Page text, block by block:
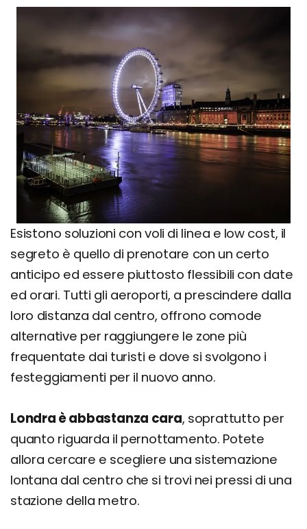
Esistono soluzioni con voli di linea e low cost, il
segreto è quello di prenotare con un certo
anticipo ed essere piuttosto flessibili con date
ed orari. Tutti gli aeroporti, a prescindere dalla
loro distanza dal centro, offrono comode
alternative per raggiungere le zone più
frequentate dai turisti e dove si svolgono i
festeggiamenti per il nuovo anno.
Londra è abbastanza cara, soprattutto per
quanto riguarda il pernottamento. Potete
allora cercare e scegliere una sistemazione
lontana dal centro che si trovi nei pressi di una
stazione della metro.